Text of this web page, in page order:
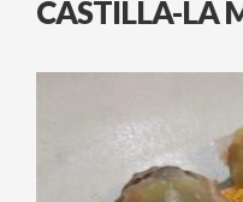
CASTILLA-LA